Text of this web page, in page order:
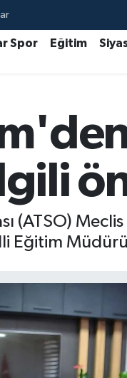
Spor Eğitim
(ATSO)
Eğitim